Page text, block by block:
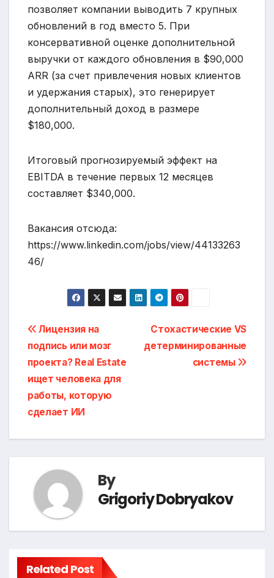
позволяет компании выводить 7 крупных
обновлений в год вместо 5. При
консервативной оценке дополнительной
выручки от каждого обновления в $90,000
ARR (за счет привлечения новых клиентов
и удержания старых), это генерирует
дополнительный доход в размере
$180,000.
Итоговый прогнозируемый эффект на
EBITDA в течение первых 12 месяцев
составляет $340,000.
Вакансия отсюда:
https://www.linkedin.com/jobs/view/44133263
46/
Post
navigation
Стохастические VS
детерминированные
системы
Лицензия на
подпись или мозг
проекта? Real Estate
ищет человека для
работы, которую
сделает ИИ
By
Grigoriy Dobryakov
Related Post